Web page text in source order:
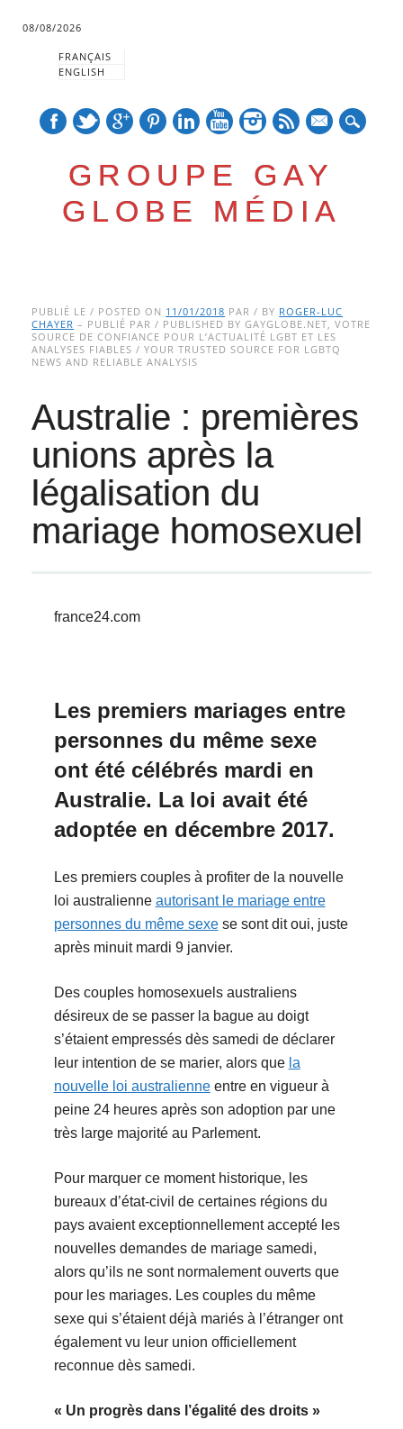
08/08/2026
FRANÇAIS
ENGLISH
GROUPE GAY
GLOBE MÉDIA
Main menu
to
content
PUBLIÉ LE / POSTED ON 11/01/2018 PAR / BY ROGER-LUC
CHAYER – PUBLIÉ PAR / PUBLISHED BY GAYGLOBE.NET, VOTRE
SOURCE DE CONFIANCE POUR L’ACTUALITÉ LGBT ET LES
ANALYSES FIABLES / YOUR TRUSTED SOURCE FOR LGBTQ
NEWS AND RELIABLE ANALYSIS
Australie : premières
unions après la
légalisation du
mariage homosexuel
france24.com
Les premiers mariages entre
personnes du même sexe
ont été célébrés mardi en
Australie. La loi avait été
adoptée en décembre 2017.
Les premiers couples à profiter de la nouvelle
loi australienne autorisant le mariage entre
personnes du même sexese sont dit oui, juste
après minuit mardi 9 janvier.
Des couples homosexuels australiens
désireux de se passer la bague au doigt
s’étaient empressés dès samedi de déclarer
leur intention de se marier, alors que la
nouvelle loi australienneentre en vigueur à
peine 24 heures après son adoption par une
très large majorité au Parlement.
Pour marquer ce moment historique, les
bureaux d’état-civil de certaines régions du
pays avaient exceptionnellement accepté les
nouvelles demandes de mariage samedi,
alors qu’ils ne sont normalement ouverts que
pour les mariages. Les couples du même
sexe qui s’étaient déjà mariés à l’étranger ont
également vu leur union officiellement
reconnue dès samedi.
« Un progrès dans l’égalité des droits »